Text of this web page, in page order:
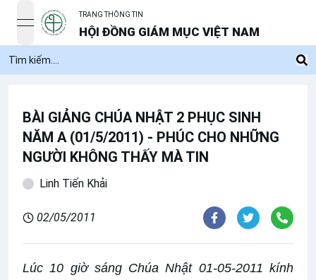
open navigation menu
TRANG THÔNG TIN
HỘI ĐỒNG GIÁM MỤC VIỆT NAM
BÀI GIẢNG CHÚA NHẬT 2 PHỤC SINH
NĂM A (01/5/2011) - PHÚC CHO NHỮNG
NGƯỜI KHÔNG THẤY MÀ TIN
Linh Tiến Khải
02/05/2011
Lúc 10 giờ sáng Chúa Nhật 01-05-2011 kính